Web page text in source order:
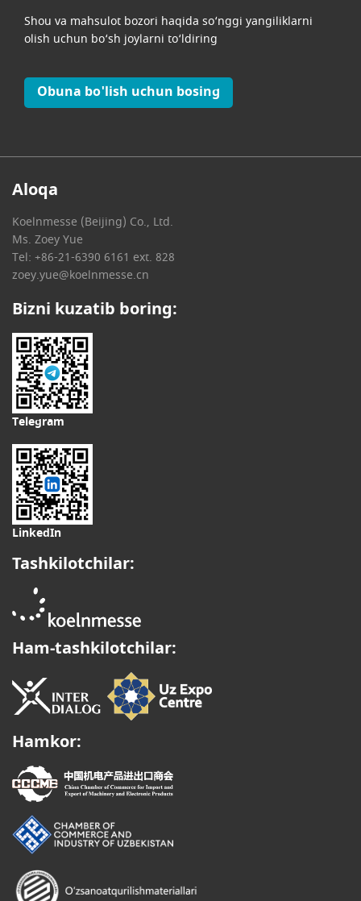
Shou va mahsulot bozori haqida so‘nggi yangiliklarni
olish uchun bo‘sh joylarni to‘ldiring
Obuna bo'lish uchun bosing
Aloqa
Koelnmesse (Beijing) Co., Ltd.
Ms. Zoey Yue
Tel: +86-21-6390 6161 ext. 828
zoey.yue@koelnmesse.cn
Bizni kuzatib boring:
Telegram
LinkedIn
Tashkilotchilar:
Ham-tashkilotchilar:
Hamkor: